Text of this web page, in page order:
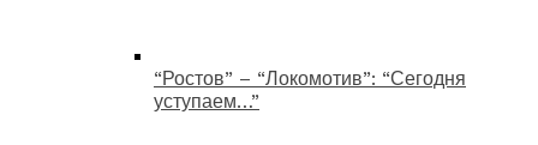
“Ростов” – “Локомотив”: “Сегодня
уступаем…”